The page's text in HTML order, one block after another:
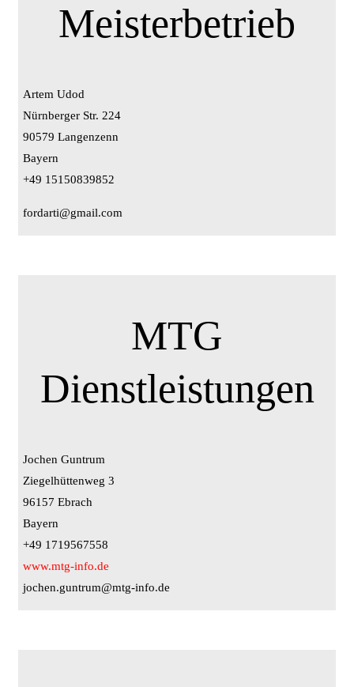
Meisterbetrieb
Artem Udod
Nürnberger Str. 224
90579 Langenzenn
Bayern
+49 15150839852
fordarti@gmail.com
MTG
Dienstleistungen
Jochen Guntrum
Ziegelhüttenweg 3
96157 Ebrach
Bayern
+49 1719567558
www.mtg-info.de
jochen.guntrum@mtg-info.de